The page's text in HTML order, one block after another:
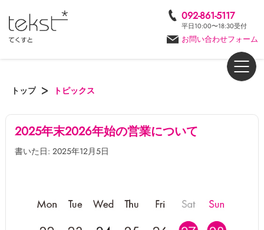
092-861-5117
平日10:00〜18:30受付
お問い合わせフォーム
トップ トピックス
2025年末2026年始の営業について
書いた日: 2025年12月5日